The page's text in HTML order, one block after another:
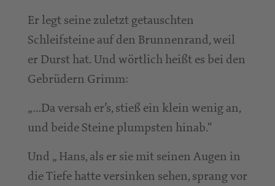
Er legt seine zuletzt getauschten
Schleifsteine auf den Brunnenrand, weil
er Durst hat. Und wörtlich heißt es bei den
Gebrüdern Grimm:
„…Da versah er’s, stieß ein klein wenig an,
und beide Steine plumpsten hinab.“
Und „ Hans, als er sie mit seinen Augen in
die Tiefe hatte versinken sehen, sprang vor